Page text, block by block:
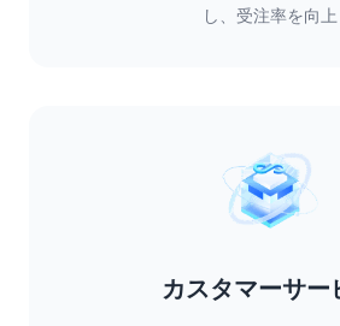
し、受注率を向上
カスタマーサー